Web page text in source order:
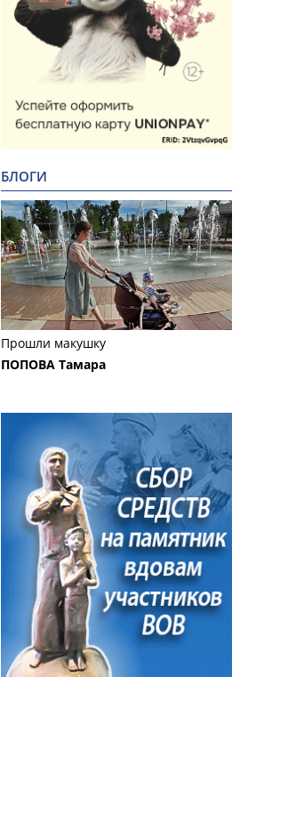
БЛОГИ
Прошли макушку
ПОПОВА Тамара